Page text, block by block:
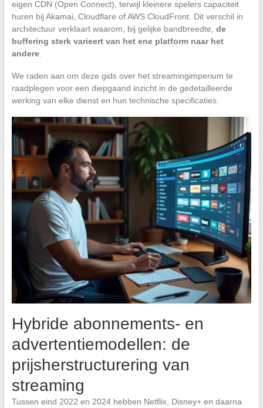
eigen CDN (Open Connect), terwijl kleinere spelers capaciteit
huren bij Akamai, Cloudflare of AWS CloudFront. Dit verschil in
architectuur verklaart waarom, bij gelijke bandbreedte, de
buffering sterk varieert van het ene platform naar het
andere.
We raden aan om deze gids over het streamingimperium te
raadplegen voor een diepgaand inzicht in de gedetailleerde
werking van elke dienst en hun technische specificaties.
Hybride abonnements- en
advertentiemodellen: de
prijsherstructurering van
streaming
Tussen eind 2022 en 2024 hebben Netflix, Disney+ en daarna